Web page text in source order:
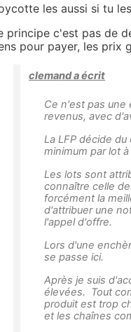
les aussi si tu
principe c'est pas de
pour payer, les prix
clemand a écrit
Ce n'est pas une
revenus, avec
La LFP décide
minimum par lot
Les lots sont
connaître celle
forcément la
d'attribuer une
l'appel d'offre.
Lors d'une
se passe ici.
Après je suis
élevées. Tout
produit est trop
et les chaînes